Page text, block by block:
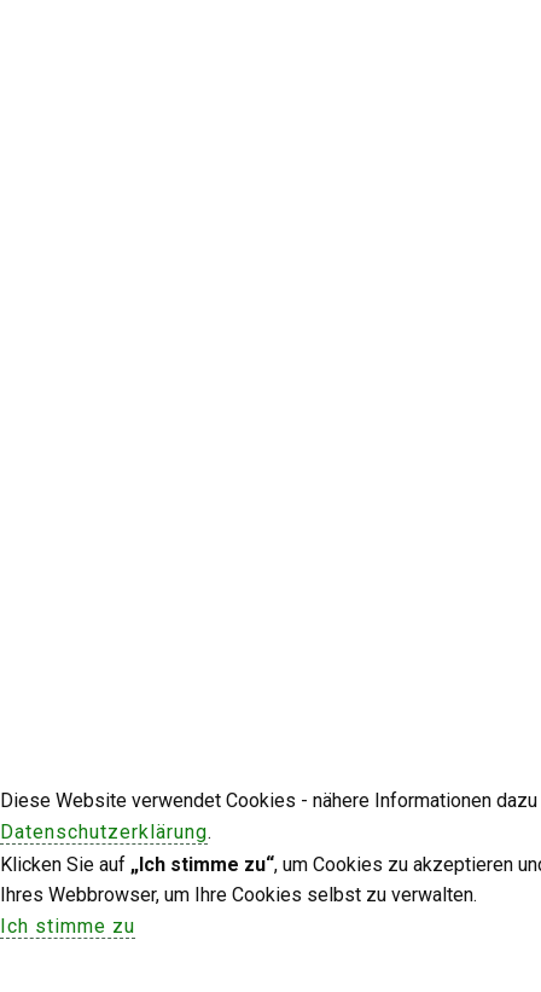
Diese Website verwendet Cookies - nähere Informationen
Datenschutzerklärung.
Klicken Sie auf „Ich stimme zu“, um Cookies zu akzeptieren
Ihres Webbrowser, um Ihre Cookies selbst zu verwalten.
Ich stimme zu